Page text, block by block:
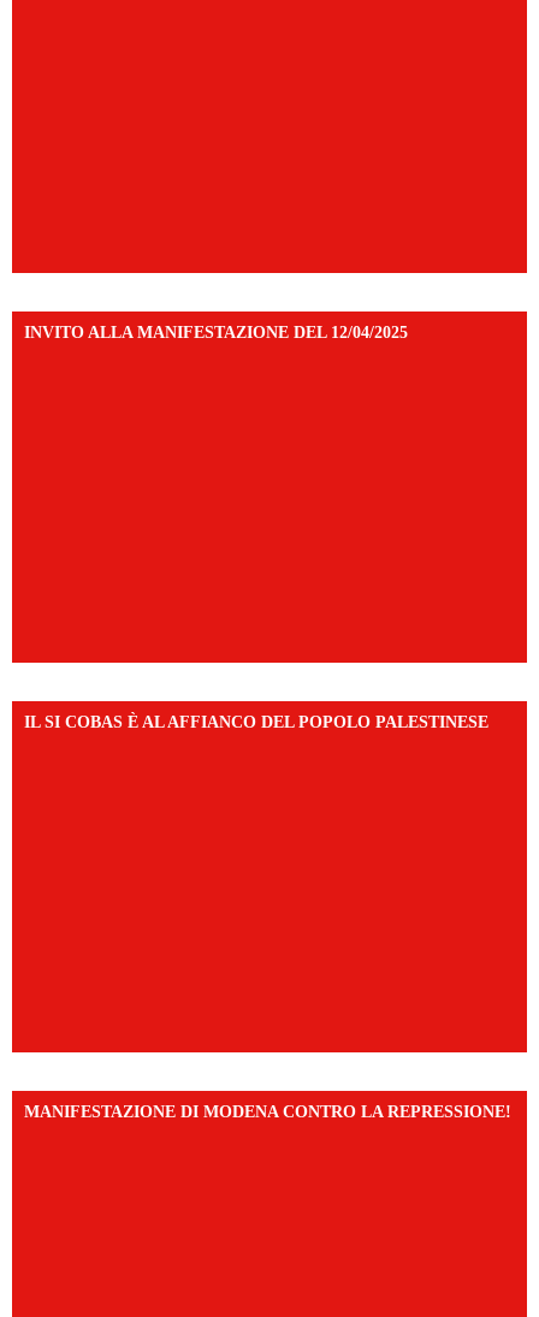
INVITO ALLA MANIFESTAZIONE DEL 12/04/2025
IL SI COBAS È AL AFFIANCO DEL POPOLO PALESTINESE
MANIFESTAZIONE DI MODENA CONTRO LA REPRESSIONE!